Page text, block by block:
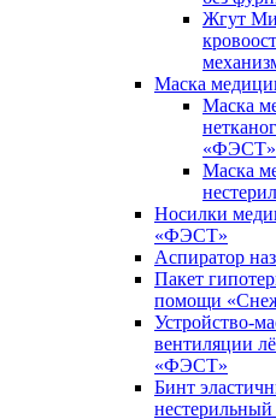
Жгут
Маска
Маска
«ФЭСТ»
Маска
Носилки
«ФЭСТ»
Аспиратор
Пакет
помощи
Устройство-
вентиляции
«ФЭСТ»
Бинт